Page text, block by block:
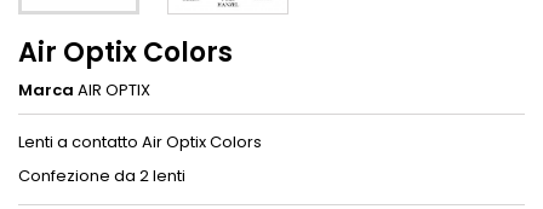
Air Optix Colors
Marca AIR OPTIX
Lenti a contatto Air Optix Colors
Confezione da 2 lenti